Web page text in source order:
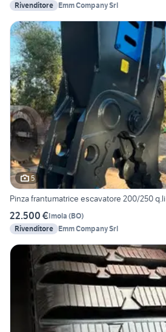
Rivenditore Emm Company Srl
5
Pinza frantumatrice escavatore 200/250 q.li
22.500 €Imola (BO)
Rivenditore Emm Company Srl